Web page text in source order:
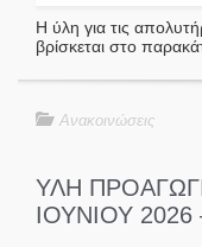
Η ύλη για τις
βρίσκεται στο
Ανακοινώσεις
ΥΛΗ
ΙΟΥΝΙΟΥ